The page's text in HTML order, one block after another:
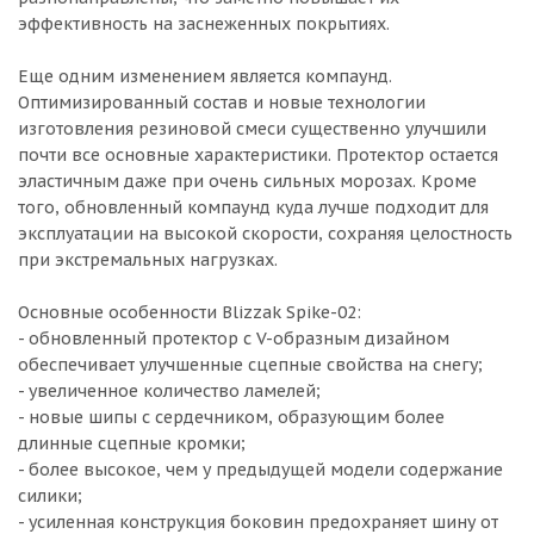
эффективность на заснеженных покрытиях.
Еще одним изменением является компаунд.
Оптимизированный состав и новые технологии
изготовления резиновой смеси существенно улучшили
почти все основные характеристики. Протектор остается
эластичным даже при очень сильных морозах. Кроме
того, обновленный компаунд куда лучше подходит для
эксплуатации на высокой скорости, сохраняя целостность
при экстремальных нагрузках.
Основные особенности Blizzak Spike-02:
- обновленный протектор с V-образным дизайном
обеспечивает улучшенные сцепные свойства на снегу;
- увеличенное количество ламелей;
- новые шипы с сердечником, образующим более
длинные сцепные кромки;
- более высокое, чем у предыдущей модели содержание
силики;
- усиленная конструкция боковин предохраняет шину от